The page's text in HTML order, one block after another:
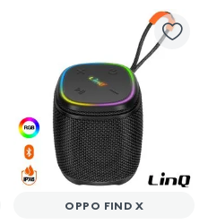
OPPO FIND X